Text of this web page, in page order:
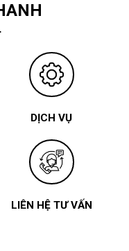
DỊCH VỤ
LIÊN HỆ TƯ VẤN